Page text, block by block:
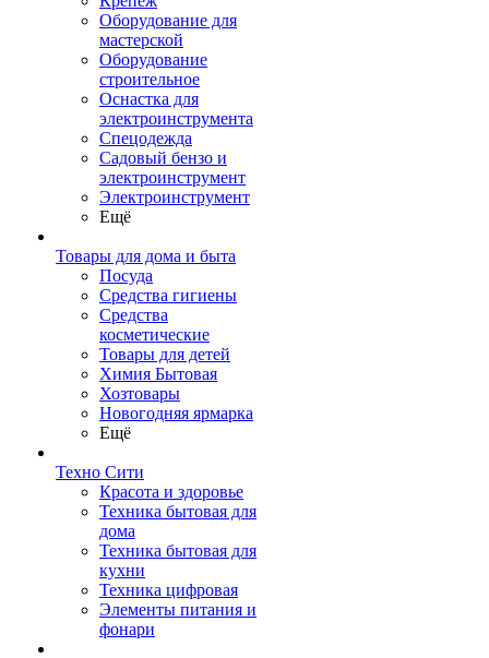
Оборудование для
мастерской
Оборудование
строительное
Оснастка для
электроинструмента
Спецодежда
Садовый бензо и
электроинструмент
Электроинструмент
Ещё
Товары для дома и быта
Посуда
Средства гигиены
Средства
косметические
Товары для детей
Химия Бытовая
Хозтовары
Новогодняя ярмарка
Ещё
Техно Сити
Красота и здоровье
Техника бытовая для
дома
Техника бытовая для
кухни
Техника цифровая
Элементы питания и
фонари